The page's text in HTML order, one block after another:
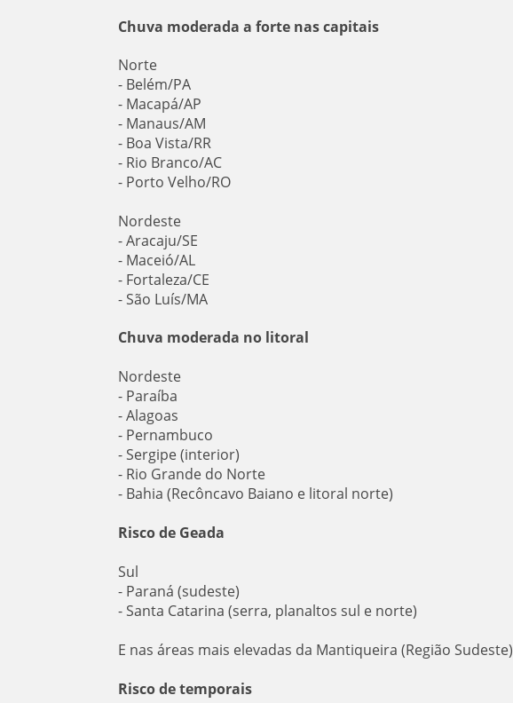
Chuva moderada a forte nas capitais
Norte
- Belém/PA
- Macapá/AP
- Manaus/AM
- Boa Vista/RR
- Rio Branco/AC
- Porto Velho/RO
Nordeste
- Aracaju/SE
- Maceió/AL
- Fortaleza/CE
- São Luís/MA
Chuva moderada no litoral
Nordeste
- Paraíba
- Alagoas
- Pernambuco
- Sergipe (interior)
- Rio Grande do Norte
- Bahia (Recôncavo Baiano e litoral norte)
Risco de Geada
Sul
- Paraná (sudeste)
- Santa Catarina (serra, planaltos sul e norte)
E nas áreas mais elevadas da Mantiqueira (Região Sudeste)
Risco de temporais